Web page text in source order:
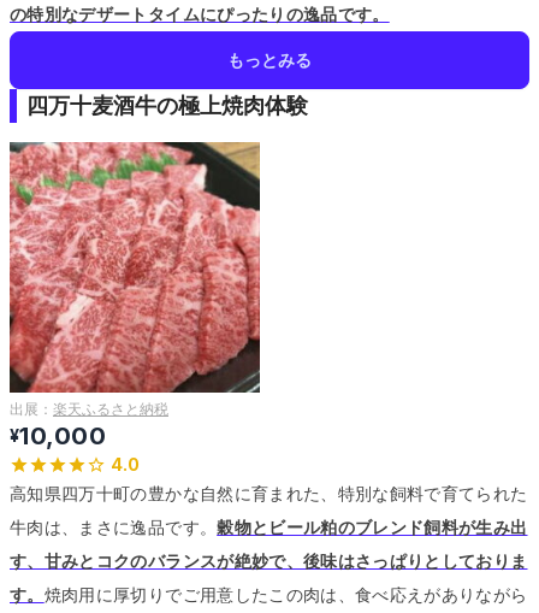
の特別なデザートタイムにぴったりの逸品です。
もっとみる
四万十麦酒牛の極上焼肉体験
出展： 楽天ふるさと納税
¥10,000
4.0
高知県四万十町の豊かな自然に育まれた、特別な飼料で育てられた
牛肉は、まさに逸品です。穀物とビール粕のブレンド飼料が生み出
す、甘みとコクのバランスが絶妙で、後味はさっぱりとしておりま
す。 焼肉用に厚切りでご用意したこの肉は、食べ応えがありながら